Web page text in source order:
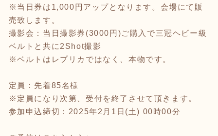
※当日券は1,000円アップとなります。会場にて販
売致します。
撮影会：当日撮影券(3000円)ご購入で三冠ヘビー級
ベルトと共に2Shot撮影
※ベルトはレプリカではなく、本物です。
定員：先着85名様
※定員になり次第、受付を終了させて頂きます。
参加申込締切：2025年2月1日(土) 00時00分